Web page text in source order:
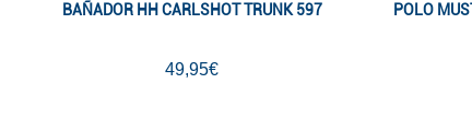
BAÑADOR HH CARLSHOT TRUNK 597
49,95€
POLO